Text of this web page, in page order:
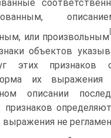
или произвольным
объектов
этих признаков
их выражения
описании
выражения не